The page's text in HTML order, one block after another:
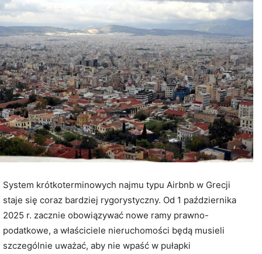
System krótkoterminowych najmu typu Airbnb w Grecji
staje się coraz bardziej rygorystyczny. Od 1 października
2025 r. zacznie obowiązywać nowe ramy prawno-
podatkowe, a właściciele nieruchomości będą musieli
szczególnie uważać, aby nie wpaść w pułapki